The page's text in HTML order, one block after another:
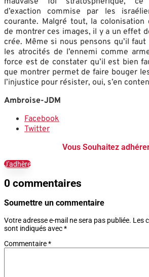
d’exaction commise par les
courante. Malgré tout, la colonisation
de montrer ces images, il y a un effet
crée. Même si nous pensons qu’il
les atrocités de l’ennemi comme
force est de constater qu’il est bien
que montrer permet de faire bouger
l’injustice pour résister, oui, s’en
Ambroise-JDM
Facebook
Twitter
Vous Souhaitez
J'adhère
0 commentaires
Soumettre un commentaire
Votre adresse e-mail ne sera pas publiée. Les
sont indiqués avec*
Commentaire*